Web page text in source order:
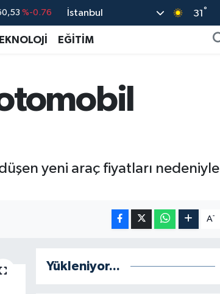
%0.17
%0.01
13.887 %64
İstanbul 31 °
EĞİTİM
yeni araç fiyatları nedeniyle
A-
Yükleniyor...